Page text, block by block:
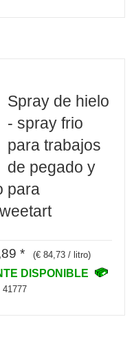
Spray de hielo
- spray frio
para trabajos
de pegado y
para
* (€ 84,73 / litro)
DISPONIBLE
41777